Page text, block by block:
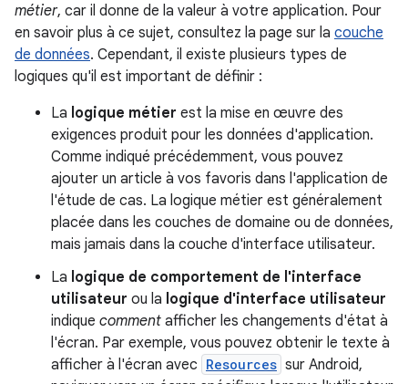
métier, car il donne de la valeur à votre application. Pour
en savoir plus à ce sujet, consultez la page sur la couche
de données. Cependant, il existe plusieurs types de
logiques qu'il est important de définir :
La logique métier est la mise en œuvre des
exigences produit pour les données d'application.
Comme indiqué précédemment, vous pouvez
ajouter un article à vos favoris dans l'application de
l'étude de cas. La logique métier est généralement
placée dans les couches de domaine ou de données,
mais jamais dans la couche d'interface utilisateur.
La logique de comportement de l'interface
utilisateur ou la logique d'interface utilisateur
indique comment afficher les changements d'état à
l'écran. Par exemple, vous pouvez obtenir le texte à
afficher à l'écran avec Resources sur Android,